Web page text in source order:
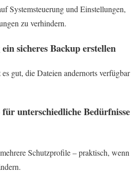
Systemsteuerung und Einstellungen,
zu verhindern.
sicheres Backup erstellen
gut, die Dateien andernorts verfügbar
unterschiedliche Bedürfnisse
Schutzprofile – praktisch, wenn